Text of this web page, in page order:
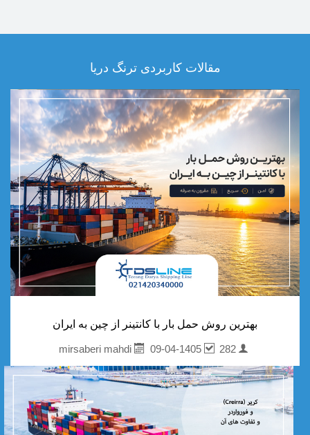
مقالات کاربردی ترنگ دریا
بهترین روش حمل بار با کانتینر از چین به ایران
mirsaberi mahdi
09-04-1405 282